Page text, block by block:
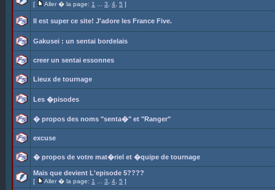
[ Aller � la page: 1 3 4 5 ]
Il est super ce site! J'adore les France Five.
Gakusei : un sentai bordelais
creer un sentai essonnes
Lieux de tournage
Les �pisodes
� propos des noms "senta�" et "Ranger"
excuse
� propos de votre mat�riel et �quipe de tournage
Mais que devient L'episode 5????
[ Aller � la page: 1 3 4 5 ]